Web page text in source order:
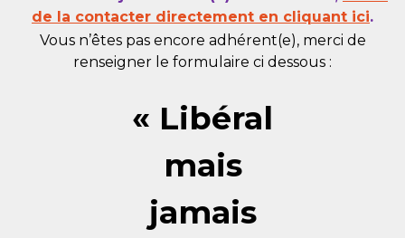
de la contacter directement en cliquant ici.
Vous n’êtes pas encore adhérent(e), merci de
renseigner le formulaire ci dessous :
« Libéral
mais
jamais